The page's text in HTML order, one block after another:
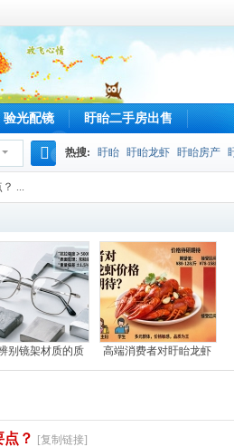
验光配镜 盱眙二手房出售
索
热搜: 盱眙 盱眙龙虾 盱眙房产
...
别镜架材质的质 高端消费者对盱眙龙虾
？ [复制链接]